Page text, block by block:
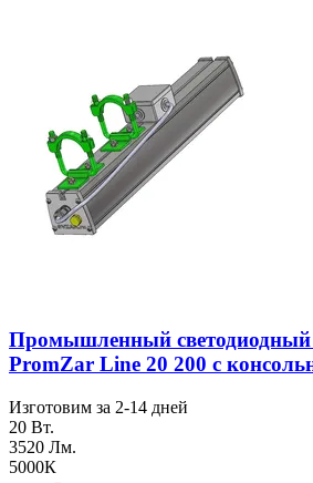
Промышленный светодиодный
PromZar Line 20 200 с
Изготовим за 2-14 дней
20 Вт.
3520 Лм.
5000К